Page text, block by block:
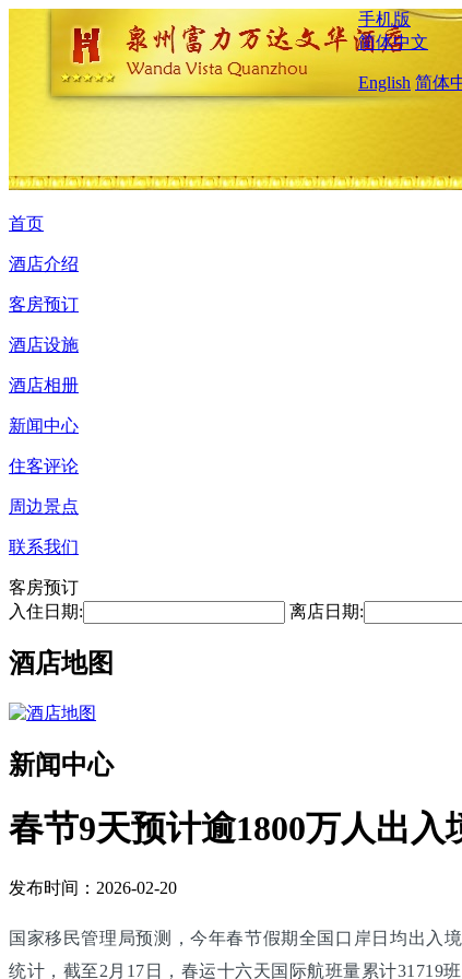
手机版
简体中文
English 简体
首页
酒店介绍
客房预订
酒店设施
酒店相册
新闻中心
住客评论
周边景点
联系我们
客房预订
入住日期:
离店日期:
酒店地图
新闻中心
春节9天预计逾1800万人出入
发布时间：2026-02-20
国家移民管理局预测，今年春节假期全国口岸日均出入
统计，截至2月17日，春运十六天国际航班量累计31719